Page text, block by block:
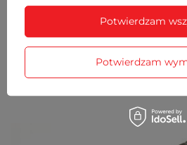
Zadaj pytanie a my odpowiemy
niezwłocznie, najciekawsze pytania i
odpowiedzi publikując dla innych.
ZOBACZ
Potwierdzam
Potwierdzam